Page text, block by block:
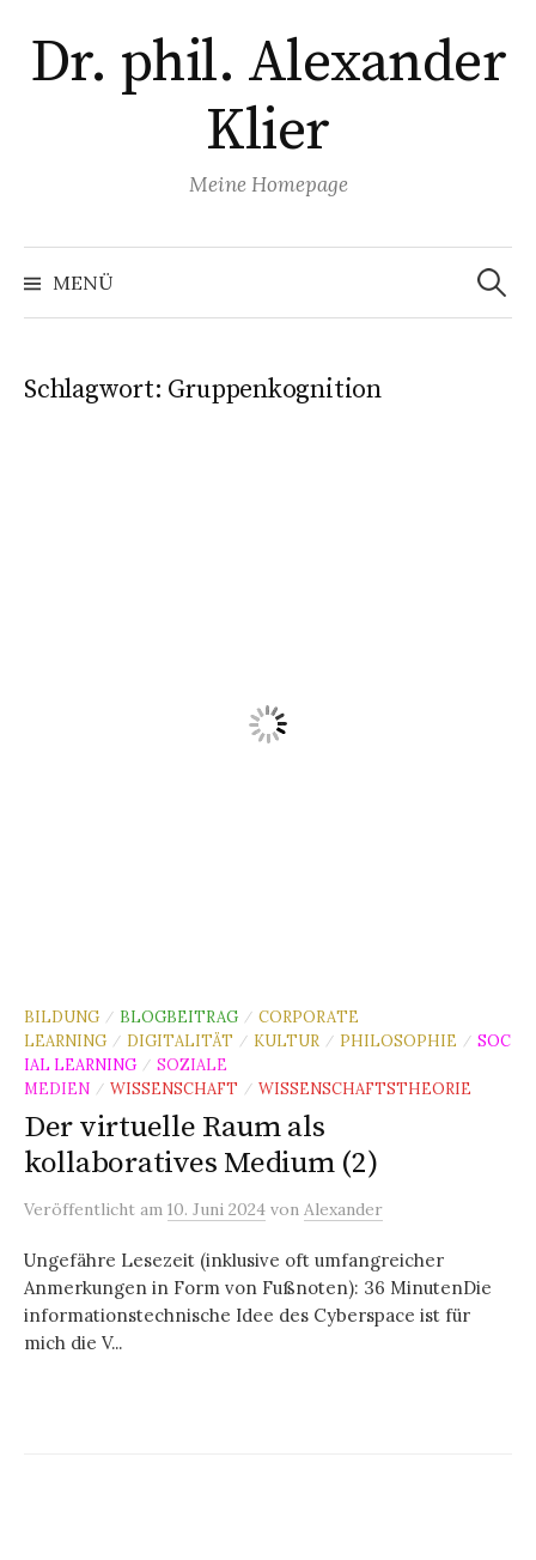
Inhalt
überspringen
Dr. phil. Alexander
Klier
Meine Homepage
MENÜ
Suchen
nach:
Schlagwort: Gruppenkognition
BILDUNG / BLOGBEITRAG / CORPORATE
LEARNING / DIGITALITÄT / KULTUR / PHILOSOPHIE / SOC
IAL LEARNING / SOZIALE
MEDIEN / WISSENSCHAFT / WISSENSCHAFTSTHEORIE
Der virtuelle Raum als
kollaboratives Medium (2)
Veröffentlicht am 10. Juni 2024 von Alexander
Ungefähre Lesezeit (inklusive oft umfangreicher
Anmerkungen in Form von Fußnoten): 36 MinutenDie
informationstechnische Idee des Cyberspace ist für
mich die V...